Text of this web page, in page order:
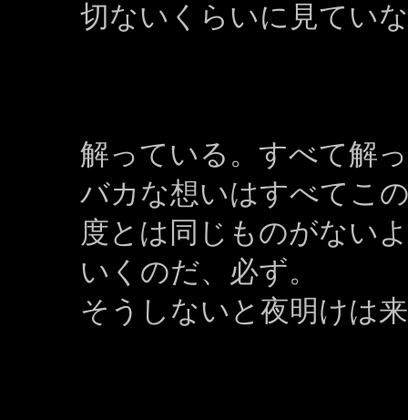
切ないくらいに見てい
解っている。すべて解
バカな想いはすべてこ
度とは同じものがない
いくのだ、必ず。
そうしないと夜明けは